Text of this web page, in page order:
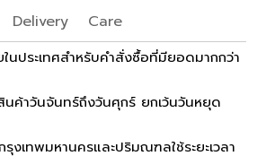
Delivery Care
ประเทศสำหรับคำสั่งซื้อที่มียอดมากกว่า
ค้าวันจันทร์ถึงวันศุกร์ ยกเว้นวันหยุด
งเทพมหานครและปริมณฑลใช้ระยะเวลา